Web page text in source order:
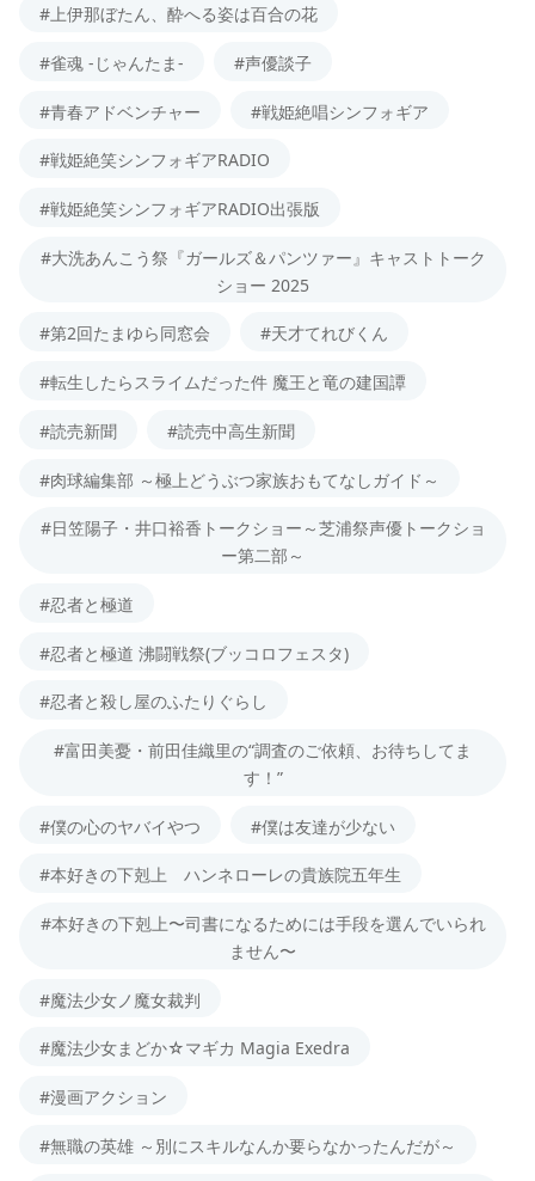
#上伊那ぼたん、酔へる姿は百合の花
#雀魂 -じゃんたま- #声優談子
#青春アドベンチャー #戦姫絶唱シンフォギア
#戦姫絶笑シンフォギアRADIO
#戦姫絶笑シンフォギアRADIO出張版
#大洗あんこう祭『ガールズ＆パンツァー』キャストトーク
ショー 2025
#第2回たまゆら同窓会 #天才てれびくん
#転生したらスライムだった件 魔王と竜の建国譚
#読売新聞 #読売中高生新聞
#肉球編集部 ～極上どうぶつ家族おもてなしガイド～
#日笠陽子・井口裕香トークショー～芝浦祭声優トークショ
ー第二部～
#忍者と極道
#忍者と極道 沸闘戦祭(ブッコロフェスタ)
#忍者と殺し屋のふたりぐらし
#富田美憂・前田佳織里の“調査のご依頼、お待ちしてま
す！”
#僕の心のヤバイやつ #僕は友達が少ない
#本好きの下剋上 ハンネローレの貴族院五年生
#本好きの下剋上〜司書になるためには手段を選んでいられ
ません〜
#魔法少女ノ魔女裁判
#魔法少女まどか☆マギカ Magia Exedra
#漫画アクション
#無職の英雄 ～別にスキルなんか要らなかったんだが～